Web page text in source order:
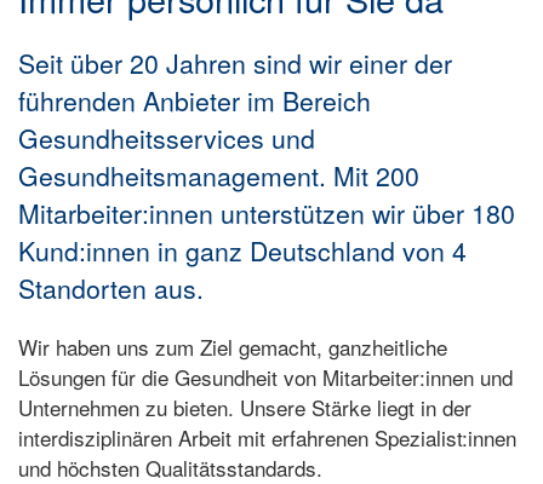
Seit über 20 Jahren sind wir einer der
führenden Anbieter im Bereich
Gesundheitsservices und
Gesundheitsmanagement. Mit 200
Mitarbeiter:innen unterstützen wir über 180
Kund:innen in ganz Deutschland von 4
Standorten aus.
Wir haben uns zum Ziel gemacht, ganzheitliche
Lösungen für die Gesundheit von Mitarbeiter:innen und
Unternehmen zu bieten. Unsere Stärke liegt in der
interdisziplinären Arbeit mit erfahrenen Spezialist:innen
und höchsten Qualitätsstandards.